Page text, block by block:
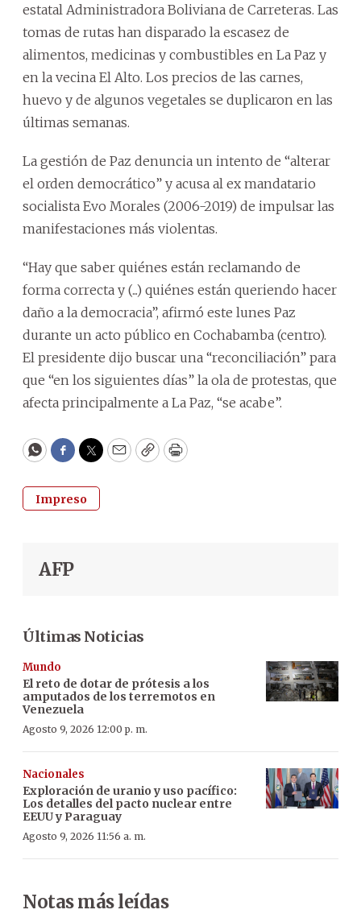
estatal Administradora Boliviana de Carreteras. Las
tomas de rutas han disparado la escasez de
alimentos, medicinas y combustibles en La Paz y
en la vecina El Alto. Los precios de las carnes,
huevo y de algunos vegetales se duplicaron en las
últimas semanas.
La gestión de Paz denuncia un intento de “alterar
el orden democrático” y acusa al ex mandatario
socialista Evo Morales (2006-2019) de impulsar las
manifestaciones más violentas.
“Hay que saber quiénes están reclamando de
forma correcta y (...) quiénes están queriendo hacer
daño a la democracia”, afirmó este lunes Paz
durante un acto público en Cochabamba (centro).
El presidente dijo buscar una “reconciliación” para
que “en los siguientes días” la ola de protestas, que
afecta principalmente a La Paz, “se acabe”.
WhatsApp
Facebook
Twitter
EmailCopyPrint
Impreso
AFP
Últimas Noticias
Mundo
El reto de dotar de prótesis a los
amputados de los terremotos en
Venezuela
Agosto 9, 2026 12:00 p. m.
Nacionales
Exploración de uranio y uso pacífico:
Los detalles del pacto nuclear entre
EEUU y Paraguay
Agosto 9, 2026 11:56 a. m.
Notas más leídas